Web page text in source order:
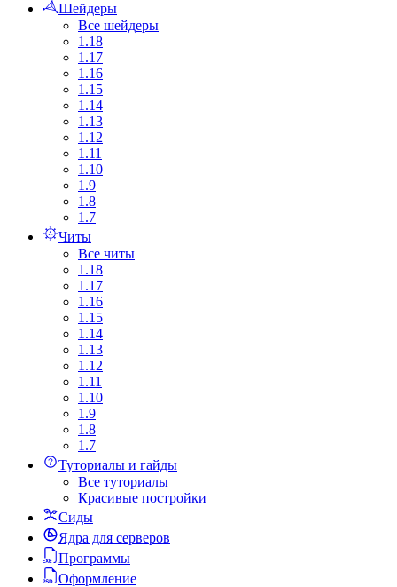
Шейдеры
Все шейдеры
1.18
1.17
1.16
1.15
1.14
1.13
1.12
1.11
1.10
1.9
1.8
1.7
Читы
Все читы
1.18
1.17
1.16
1.15
1.14
1.13
1.12
1.11
1.10
1.9
1.8
1.7
Туториалы и гайды
Все туториалы
Красивые постройки
Сиды
Ядра для серверов
Программы
Оформление